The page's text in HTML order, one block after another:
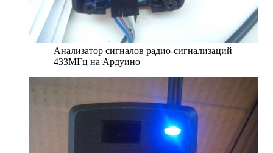
Анализатор сигналов радио-сигнализаций
433МГц на Ардуино